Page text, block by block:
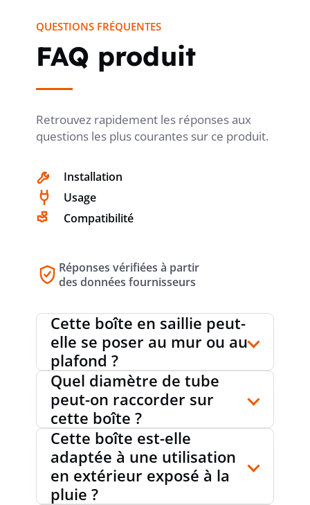
SANS HALOGÈNE
SURFACE
FINITION DU COUVERCLE
MASSE DE COULAGE FOURNIE
PLOMBABLE
MAINTIEN DE FONCTION
QUESTIONS FRÉQUENTES
FAQ produit
Retrouvez rapidement les réponses aux
questions les plus courantes sur ce produit.
Installation
Usage
Compatibilité
Réponses vérifiées à partir
des données fournisseurs
Cette boîte en saillie peut-
elle se poser au mur ou au
plafond ?
Quel diamètre de tube
peut-on raccorder sur
cette boîte ?
Cette boîte est-elle
adaptée à une utilisation
en extérieur exposé à la
pluie ?